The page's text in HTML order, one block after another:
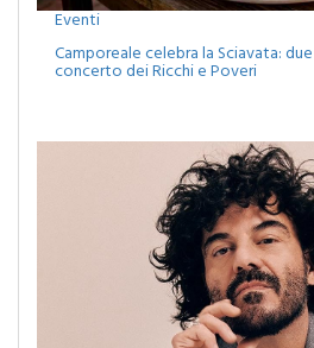
Camporeale celebra la Sciavata: due
concerto dei Ricchi e Poveri